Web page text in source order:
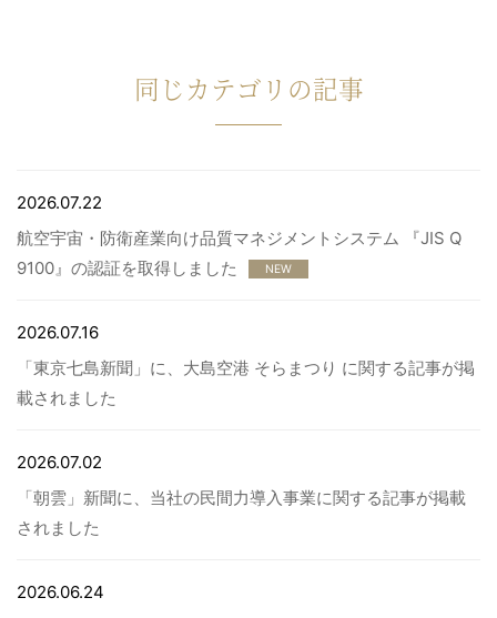
同じカテゴリの記事
2026.07.22
航空宇宙・防衛産業向け品質マネジメントシステム 『JIS Q
9100』の認証を取得しました
NEW
2026.07.16
「東京七島新聞」に、大島空港 そらまつり に関する記事が掲
載されました
2026.07.02
「朝雲」新聞に、当社の民間力導入事業に関する記事が掲載
されました
2026.06.24